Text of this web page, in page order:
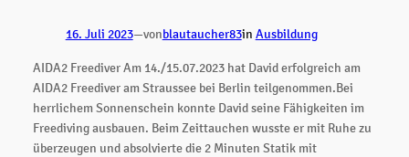
16. Juli 2023—vonblautaucher83in Ausbildung
AIDA2 Freediver Am 14./15.07.2023 hat David erfolgreich am
AIDA2 Freediver am Straussee bei Berlin teilgenommen.Bei
herrlichem Sonnenschein konnte David seine Fähigkeiten im
Freediving ausbauen. Beim Zeittauchen wusste er mit Ruhe zu
überzeugen und absolvierte die 2 Minuten Statik mit